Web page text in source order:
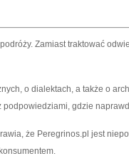
Zamiast traktować
o dialektach, a także o
gdzie
że Peregrinos.pl jest